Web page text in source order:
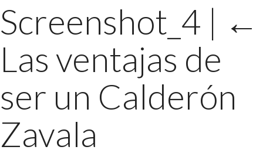
Screenshot_4 | ←
Las ventajas de
ser un Calderón
Zavala